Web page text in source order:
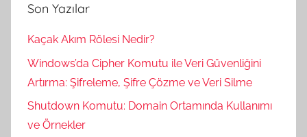
Son Yazılar
Kaçak Akım Rölesi Nedir?
Windows’da Cipher Komutu ile Veri Güvenliğini
Artırma: Şifreleme, Şifre Çözme ve Veri Silme
Shutdown Komutu: Domain Ortamında Kullanımı
ve Örnekler